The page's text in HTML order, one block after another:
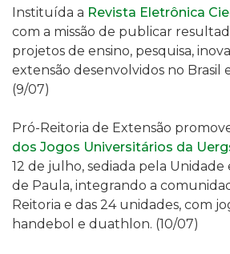
Instituída a Revista Eletrônica
com a missão de publicar
projetos de ensino, pesquisa,
extensão desenvolvidos no Brasil
(9/07)
Pró-Reitoria de Extensão
dos Jogos Universitários da
12 de julho, sediada pela Unidade
de Paula, integrando a
Reitoria e das 24 unidades, com
handebol e duathlon. (10/07)